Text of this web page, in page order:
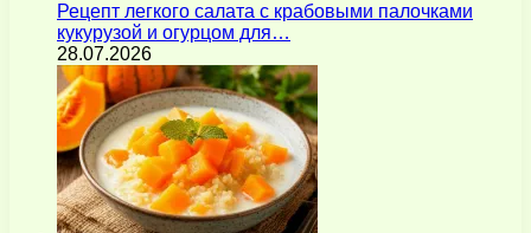
Рецепт легкого салата с крабовыми палочками
кукурузой и огурцом для…
28.07.2026